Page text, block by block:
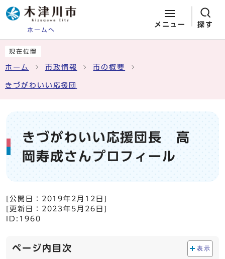
ホームへ
メニュー 探す
現在位置
ホーム 市政情報 市の概要
きづがわいい応援団
きづがわいい応援団長 高
岡寿成さんプロフィール
[公開日： 2019年2月12日
[更新日： 2023年5月26日
ID:1960
ページ内目次 表示